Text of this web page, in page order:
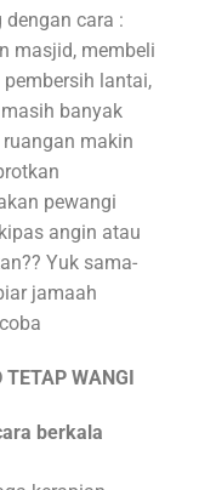
cara :
masjid, membeli
lantai,
banyak
makin
pewangi
angin atau
Yuk sama-
jamaah
WANGI
berkala